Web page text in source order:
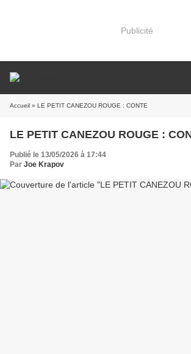
Publicité
Accueil » LE PETIT CANEZOU ROUGE : CONTE
LE PETIT CANEZOU ROUGE :
Publié le 13/05/2026 à 17:44
Par Joe Krapov